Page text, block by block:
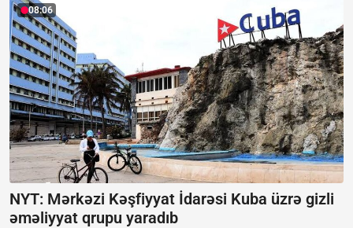
08:06
NYT: Mərkəzi Kəşfiyyat İdarəsi Kuba üzrə gizli
əməliyyat qrupu yaradıb